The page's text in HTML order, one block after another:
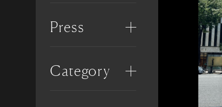
Press
Category